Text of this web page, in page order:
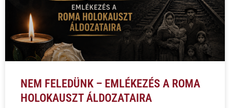
NEM FELEDÜNK – EMLÉKEZÉS A ROMA
HOLOKAUSZT ÁLDOZATAIRA